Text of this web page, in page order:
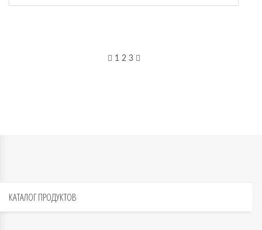
1 2 3
КАТАЛОГПРОДУКТОВ